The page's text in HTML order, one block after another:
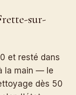
sur-
et resté dans
la main — le
dès 50